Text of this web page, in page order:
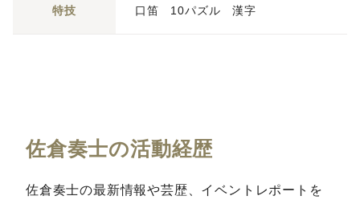
特技 口笛 10パズル 漢字
佐倉奏士の活動経歴
佐倉奏士の最新情報や芸歴、イベントレポートを